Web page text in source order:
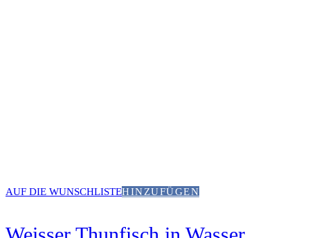
AUF DIE WUNSCHLISTEHINZUFÜGEN